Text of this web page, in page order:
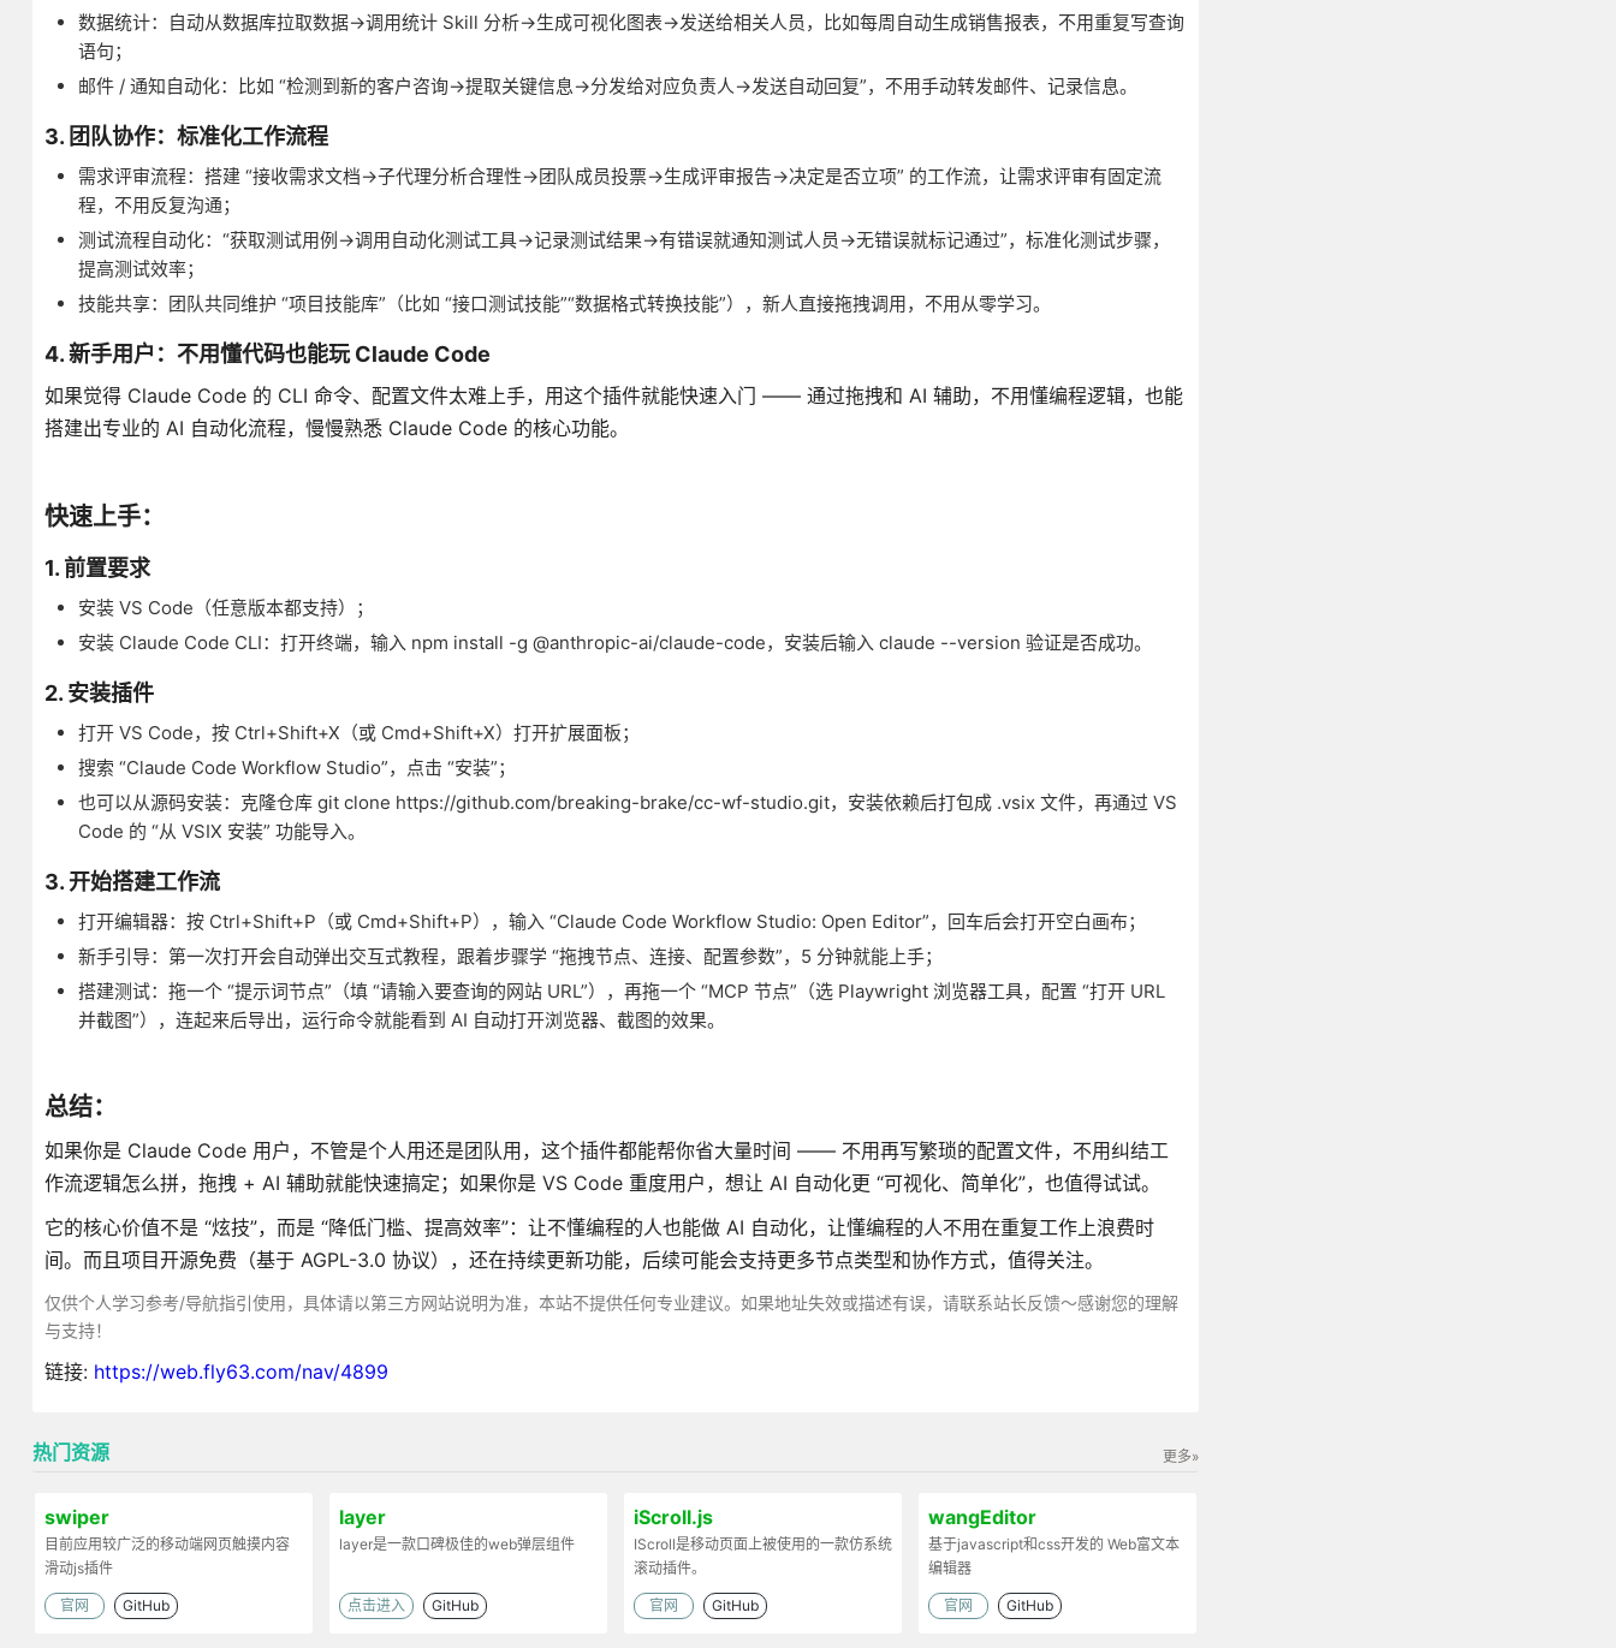
数据统计：自动从数据库拉取数据→调用统计 Skill 分析→生成可视化图表→发送给相关人员，比如每周自动生成销售报表，不用重复写查询
语句；
邮件 / 通知自动化：比如 “检测到新的客户咨询→提取关键信息→分发给对应负责人→发送自动回复”，不用手动转发邮件、记录信息。
3. 团队协作：标准化工作流程
需求评审流程：搭建 “接收需求文档→子代理分析合理性→团队成员投票→生成评审报告→决定是否立项” 的工作流，让需求评审有固定流
程，不用反复沟通；
测试流程自动化：“获取测试用例→调用自动化测试工具→记录测试结果→有错误就通知测试人员→无错误就标记通过”，标准化测试步骤，
提高测试效率；
技能共享：团队共同维护 “项目技能库”（比如 “接口测试技能”“数据格式转换技能”），新人直接拖拽调用，不用从零学习。
4. 新手用户：不用懂代码也能玩 Claude Code
如果觉得 Claude Code 的 CLI 命令、配置文件太难上手，用这个插件就能快速入门 —— 通过拖拽和 AI 辅助，不用懂编程逻辑，也能
搭建出专业的 AI 自动化流程，慢慢熟悉 Claude Code 的核心功能。
快速上手：
1. 前置要求
安装 VS Code（任意版本都支持）；
安装 Claude Code CLI：打开终端，输入 npm install -g @anthropic-ai/claude-code，安装后输入 claude --version 验证是否成功。
2. 安装插件
打开 VS Code，按 Ctrl+Shift+X（或 Cmd+Shift+X）打开扩展面板；
搜索 “Claude Code Workflow Studio”，点击 “安装”；
也可以从源码安装：克隆仓库 git clone https://github.com/breaking-brake/cc-wf-studio.git，安装依赖后打包成 .vsix 文件，再通过 VS
Code 的 “从 VSIX 安装” 功能导入。
3. 开始搭建工作流
打开编辑器：按 Ctrl+Shift+P（或 Cmd+Shift+P），输入 “Claude Code Workflow Studio: Open Editor”，回车后会打开空白画布；
新手引导：第一次打开会自动弹出交互式教程，跟着步骤学 “拖拽节点、连接、配置参数”，5 分钟就能上手；
搭建测试：拖一个 “提示词节点”（填 “请输入要查询的网站 URL”），再拖一个 “MCP 节点”（选 Playwright 浏览器工具，配置 “打开 URL
并截图”），连起来后导出，运行命令就能看到 AI 自动打开浏览器、截图的效果。
总结：
如果你是 Claude Code 用户，不管是个人用还是团队用，这个插件都能帮你省大量时间 —— 不用再写繁琐的配置文件，不用纠结工
作流逻辑怎么拼，拖拽 + AI 辅助就能快速搞定；如果你是 VS Code 重度用户，想让 AI 自动化更 “可视化、简单化”，也值得试试。
它的核心价值不是 “炫技”，而是 “降低门槛、提高效率”：让不懂编程的人也能做 AI 自动化，让懂编程的人不用在重复工作上浪费时
间。而且项目开源免费（基于 AGPL-3.0 协议），还在持续更新功能，后续可能会支持更多节点类型和协作方式，值得关注。
仅供个人学习参考/导航指引使用，具体请以第三方网站说明为准，本站不提供任何专业建议。如果地址失效或描述有误，请联系站长反馈～感谢您的理解
与支持！
链接: https://web.fly63.com/nav/4899
更多»
热门资源
swiper
目前应用较广泛的移动端网页触摸内容
滑动js插件
官网 GitHub
layer
layer是一款口碑极佳的web弹层组件
点击进入 GitHub
iScroll.js
IScroll是移动页面上被使用的一款仿系统
滚动插件。
官网 GitHub
wangEditor
基于javascript和css开发的 Web富文本
编辑器
官网 GitHub